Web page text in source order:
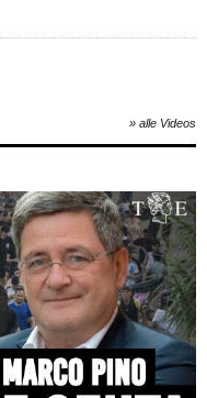
» alle Videos